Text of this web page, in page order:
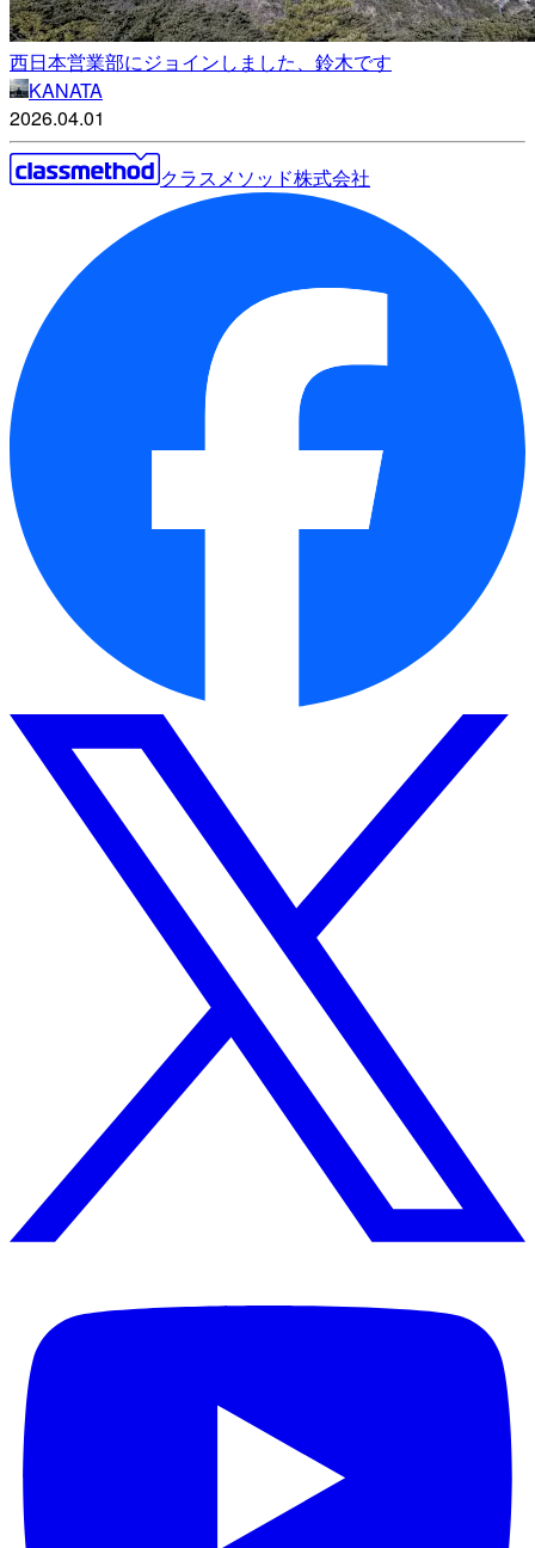
西日本営業部にジョインしました、鈴木です
KANATA
2026.04.01
クラスメソッド株式会社